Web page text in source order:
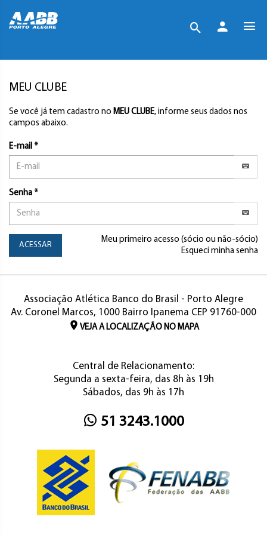
MEU CLUBE
Se você já tem cadastro no MEU CLUBE, informe seus dados nos
campos abaixo.
E-mail *
Senha *
ACESSAR
Meu primeiro acesso (sócio ou não-sócio)
Esqueci minha senha
Associação Atlética Banco do Brasil - Porto Alegre
Av. Coronel Marcos, 1000 Bairro Ipanema CEP 91760-000
VEJA A LOCALIZAÇÃO NO MAPA
Central de Relacionamento:
Segunda a sexta-feira, das 8h às 19h
Sábados, das 9h às 17h
51 3243.1000